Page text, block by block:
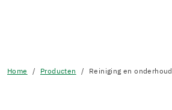
Home Producten Reiniging en onderhoud